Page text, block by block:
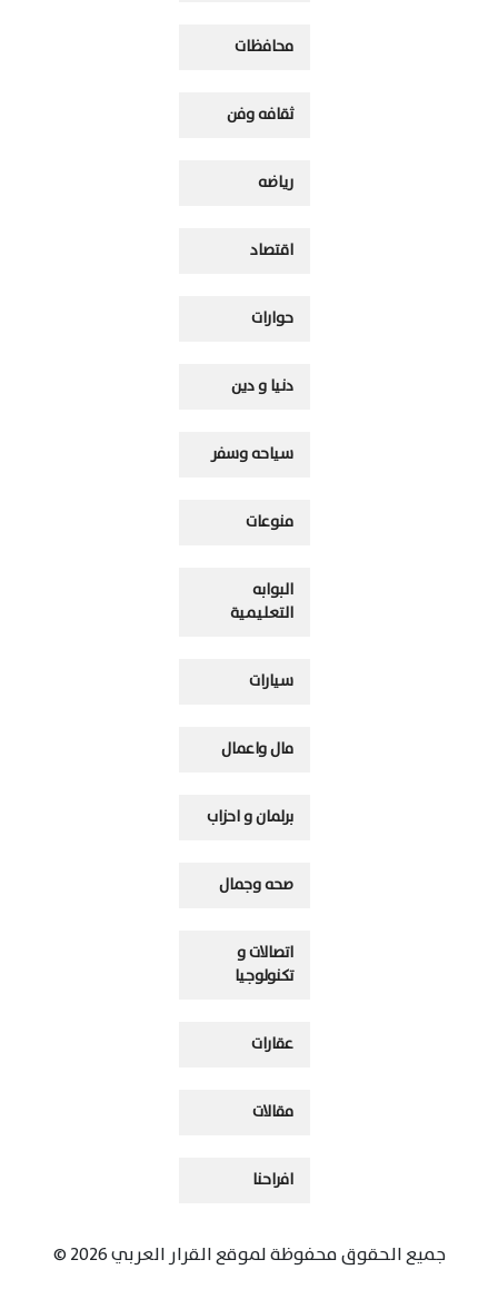
محافظات
ثقافه وفن
رياضه
اقتصاد
حوارات
دنيا و دين
سياحه وسفر
منوعات
البوابه
التعليمية
سيارات
مال واعمال
برلمان و احزاب
صحه وجمال
اتصالات و
تكنولوجيا
عقارات
مقالات
افراحنا
جميع الحقوق محفوظة لموقع القرار العربي 2026 ©